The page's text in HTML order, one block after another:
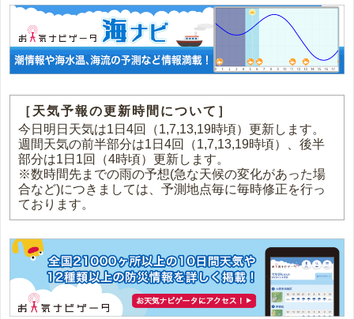
［天気予報の更新時間について］
今日明日天気は1日4回（1,7,13,19時頃）更新します。
週間天気の前半部分は1日4回（1,7,13,19時頃）、後半
部分は1日1回（4時頃）更新します。
※数時間先までの雨の予想(急な天候の変化があった場
合など)につきましては、予測地点毎に毎時修正を行っ
ております。